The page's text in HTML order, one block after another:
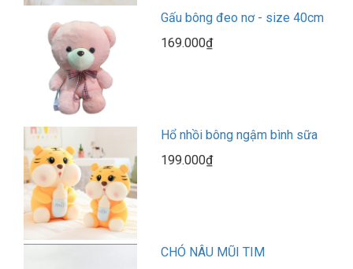
Gấu bông đeo nơ - size 40cm
169.000₫
Hổ nhồi bông ngậm bình sữa
199.000₫
CHÓ NÂU MŨI TIM